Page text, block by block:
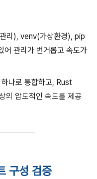
리), venv(가상환경), pip
어 관리가 번거롭고 속도가
나로 통합하고, Rust
의 압도적인 속도를 제공
구성 검증